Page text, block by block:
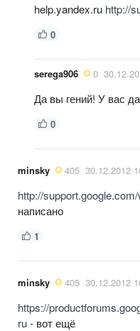
help.yandex.ru http://
0
serega906 0
Да вы гений! У вас
0
minsky 405 30.12.2012
http://
написано
1
minsky 405 30.12.2012
https://
ru- вот ещё